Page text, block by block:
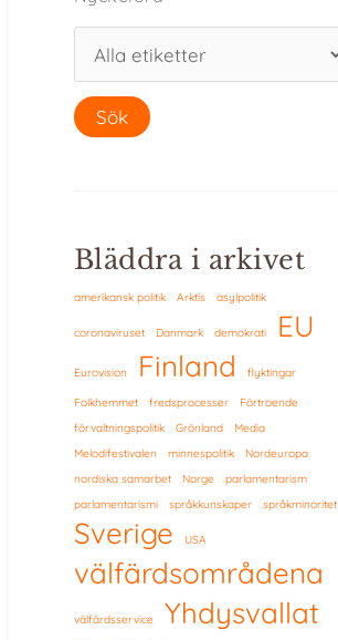
Bläddra i arkivet
amerikansk politik Arktis asylpolitik
coronaviruset Danmark demokrati EU
Eurovision Finland flyktingar
Folkhemmet fredsprocesser
Förtroende
förvaltningspolitik
Grönland
Media
Melodifestivalen
minnespolitik
Nordeuropa
nordiska samarbet
Norge
parlamentarism
parlamentarismi
språkkunskaper språkminoritet
Sverige USA
välfärdsområdena
välfärdsservice Yhdysvallat